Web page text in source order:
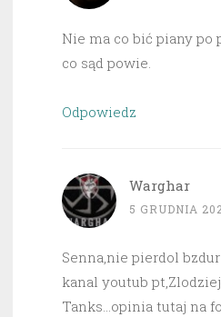
Nie ma co bić piany po
co sąd powie.
Odpowiedz
Warghar
5 GRUDNIA
Senna,nie pierdol
kanal youtub
Tanks…opinia tutaj na